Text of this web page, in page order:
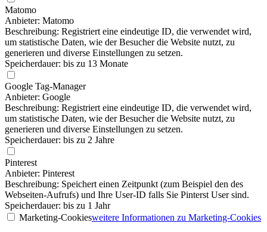
Matomo
Anbieter: Matomo
Beschreibung: Registriert eine eindeutige ID, die verwendet wird,
um statistische Daten, wie der Besucher die Website nutzt, zu
generieren und diverse Einstellungen zu setzen.
Speicherdauer: bis zu 13 Monate
Google Tag-Manager
Anbieter: Google
Beschreibung: Registriert eine eindeutige ID, die verwendet wird,
um statistische Daten, wie der Besucher die Website nutzt, zu
generieren und diverse Einstellungen zu setzen.
Speicherdauer: bis zu 2 Jahre
Pinterest
Anbieter: Pinterest
Beschreibung: Speichert einen Zeitpunkt (zum Beispiel den des
Webseiten-Aufrufs) und Ihre User-ID falls Sie Pinterst User sind.
Speicherdauer: bis zu 1 Jahr
Marketing-Cookiesweitere Informationen zu Marketing-Cookies